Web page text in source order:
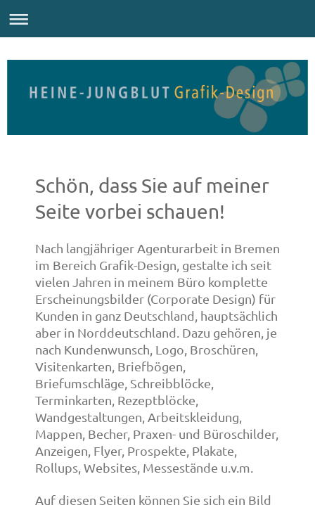
Schön, dass Sie auf meiner
Seite vorbei schauen!
Nach langjähriger Agenturarbeit in Bremen
im Bereich Grafik-Design, gestalte ich seit
vielen Jahren in meinem Büro komplette
Erscheinungsbilder (Corporate Design) für
Kunden in ganz Deutschland, hauptsächlich
aber in Norddeutschland. Dazu gehören, je
nach Kundenwunsch, Logo, Broschüren,
Visitenkarten, Briefbögen,
Briefumschläge, Schreibblöcke,
Terminkarten, Rezeptblöcke,
Wandgestaltungen, Arbeitskleidung,
Mappen, Becher, Praxen- und Büroschilder,
Anzeigen, Flyer, Prospekte, Plakate,
Rollups, Websites, Messestände u.v.m.
Auf diesen Seiten können Sie sich ein Bild